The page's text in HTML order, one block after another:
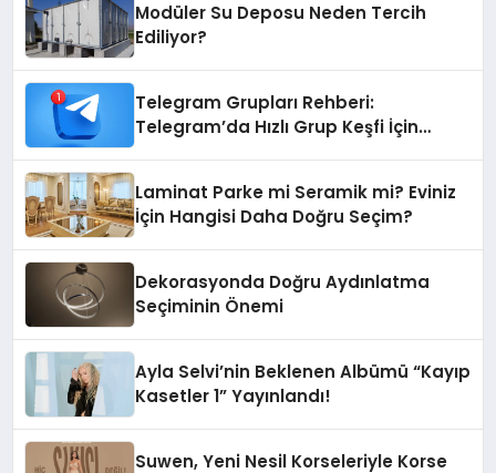
Modüler Su Deposu Neden Tercih
Ediliyor?
Telegram Grupları Rehberi:
Telegram’da Hızlı Grup Keşfi İçin
Laminat Parke mi Seramik mi? Eviniz
İçin Hangisi Daha Doğru Seçim?
Dekorasyonda Doğru Aydınlatma
Seçiminin Önemi
Ayla Selvi’nin Beklenen Albümü “Kayıp
Kasetler 1” Yayınlandı!
Suwen, Yeni Nesil Korseleriyle Korse